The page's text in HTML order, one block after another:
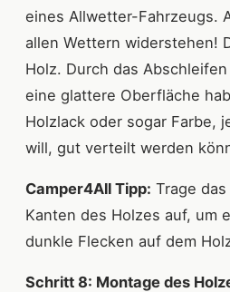
eines Allwetter-Fahrzeugs.
allen Wettern widerstehen!
Holz. Durch das
eine glattere Oberfläche
Holzlack oder sogar Farbe,
will, gut verteilt werden
Camper4All Tipp: Trage
Kanten des Holzes auf, um
dunkle Flecken auf dem
Schritt 8: Montage des